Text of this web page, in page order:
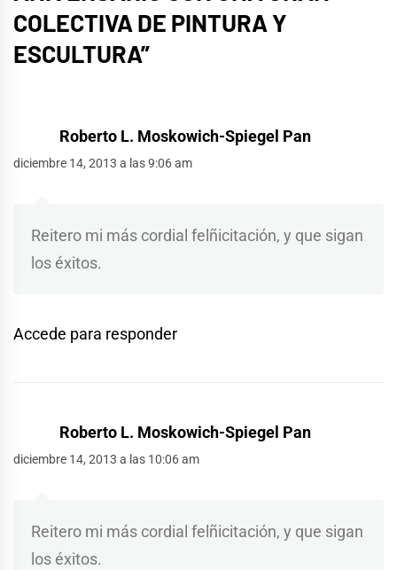
COLECTIVA DE PINTURA Y
ESCULTURA”
Roberto L. Moskowich-Spiegel Pan
diciembre 14, 2013 a las 9:06 am
Reitero mi más cordial felñicitación, y que sigan
los éxitos.
Accede para responder
Roberto L. Moskowich-Spiegel Pan
diciembre 14, 2013 a las 10:06 am
Reitero mi más cordial felñicitación, y que sigan
los éxitos.